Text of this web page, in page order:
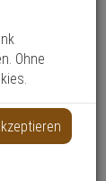
Ohne